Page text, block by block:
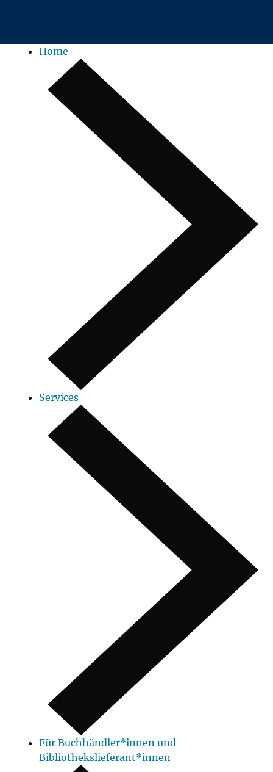
Home
Services
Für Buchhändler*innen und
Bibliothekslieferant*innen